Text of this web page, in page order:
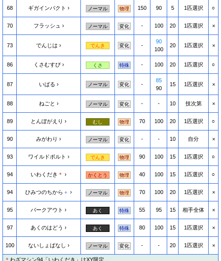
68 ギガインパクト ノーマル 物理 150 90 5 1匹選択 ○
70 フラッシュ ノーマル 変化 - 100 20 1匹選択 ×
73 でんじは でんき 変化 -
90
100
20 1匹選択 ×
86 くさむすび くさ 特殊 - 100 20 1匹選択 ○
87 いばる ノーマル 変化 -
85
90
15 1匹選択 ×
88 ねごと ノーマル 変化 - - 10 技次第 ×
89 とんぼがえり むし 物理 70 100 20 1匹選択 ○
90 みがわり ノーマル 変化 - - 10 自分 ×
93 ワイルドボルト でんき 物理 90 100 15 1匹選択 ○
94 いわくだき ＊ かくとう 物理 40 100 15 1匹選択 ○
94 ひみつのちから ＋ ノーマル 物理 70 100 20 1匹選択 ×
95 バークアウト あく 特殊 55 95 15 相手全体 ×
97 あくのはどう あく 特殊 80 100 15 1匹選択 ×
100 ないしょばなし ノーマル 変化 - - 20 1匹選択 ×
＊ わざマシン94「いわくだき」はXY限定。